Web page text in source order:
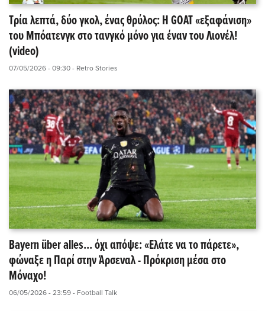
Τρία λεπτά, δύο γκολ, ένας θρύλος: Η GOAT «εξαφάνιση»
του Μπόατενγκ στο τανγκό μόνο για έναν του Λιονέλ!
(video)
07/05/2026 - 09:30 - Retro Stories
Bayern über alles... όχι απόψε: «Ελάτε να το πάρετε»,
φώναξε η Παρί στην Άρσεναλ - Πρόκριση μέσα στο
Μόναχο!
06/05/2026 - 23:59 - Football Talk